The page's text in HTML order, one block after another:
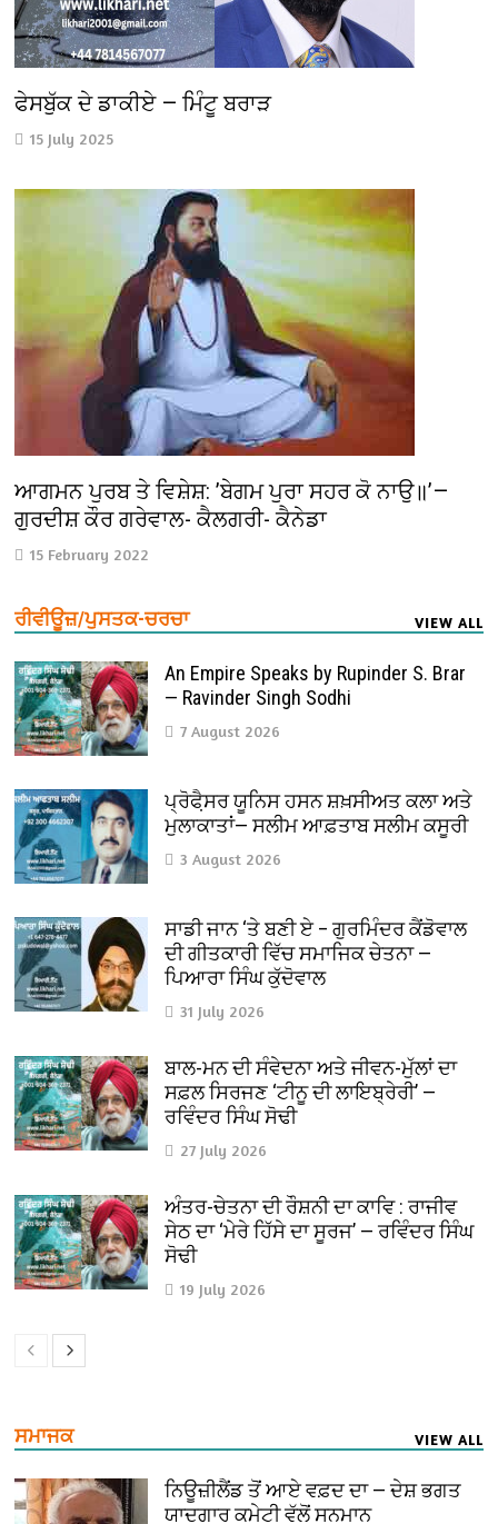
ਫੇਸਬੁੱਕ ਦੇ ਡਾਕੀਏ — ਮਿੰਟੂ ਬਰਾੜ
15 July 2025
ਆਗਮਨ ਪੁਰਬ ਤੇ ਵਿਸ਼ੇਸ਼: ’ਬੇਗਮ ਪੁਰਾ ਸਹਰ ਕੋ ਨਾਉ॥’—
ਗੁਰਦੀਸ਼ ਕੌਰ ਗਰੇਵਾਲ- ਕੈਲਗਰੀ- ਕੈਨੇਡਾ
15 February 2022
ਰੀਵੀਊਜ਼/ਪੁਸਤਕ-ਚਰਚਾ VIEW ALL
An Empire Speaks by Rupinder S. Brar
— Ravinder Singh Sodhi
7 August 2026
ਪ੍ਰੋਫੈ਼ਸਰ ਯੂਨਿਸ ਹਸਨ ਸ਼ਖ਼ਸੀਅਤ ਕਲਾ ਅਤੇ
ਮੁਲਾਕਾਤਾਂ— ਸਲੀਮ ਆਫ਼ਤਾਬ ਸਲੀਮ ਕਸੂਰੀ
3 August 2026
ਸਾਡੀ ਜਾਨ ‘ਤੇ ਬਣੀ ਏ – ਗੁਰਮਿੰਦਰ ਕੈਂਡੋਵਾਲ
ਦੀ ਗੀਤਕਾਰੀ ਵਿੱਚ ਸਮਾਜਿਕ ਚੇਤਨਾ —
ਪਿਆਰਾ ਸਿੰਘ ਕੁੱਦੋਵਾਲ
31 July 2026
ਬਾਲ-ਮਨ ਦੀ ਸੰਵੇਦਨਾ ਅਤੇ ਜੀਵਨ-ਮੁੱਲਾਂ ਦਾ
ਸਫ਼ਲ ਸਿਰਜਣ ‘ਟੀਨੂ ਦੀ ਲਾਇਬ੍ਰੇਰੀ’ —
ਰਵਿੰਦਰ ਸਿੰਘ ਸੋਢੀ
27 July 2026
ਅੰਤਰ-ਚੇਤਨਾ ਦੀ ਰੌਸ਼ਨੀ ਦਾ ਕਾਵਿ : ਰਾਜੀਵ
ਸੇਠ ਦਾ ‘ਮੇਰੇ ਹਿੱਸੇ ਦਾ ਸੂਰਜ’ — ਰਵਿੰਦਰ ਸਿੰਘ
ਸੋਢੀ
19 July 2026
ਸਮਾਜਕ VIEW ALL
ਨਿਊਜ਼ੀਲੈਂਡ ਤੋਂ ਆਏ ਵਫ਼ਦ ਦਾ — ਦੇਸ਼ ਭਗਤ
ਯਾਦਗਾਰ ਕਮੇਟੀ ਵੱਲੋਂ ਸਨਮਾਨ